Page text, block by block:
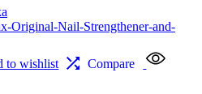
to wishlist Compare